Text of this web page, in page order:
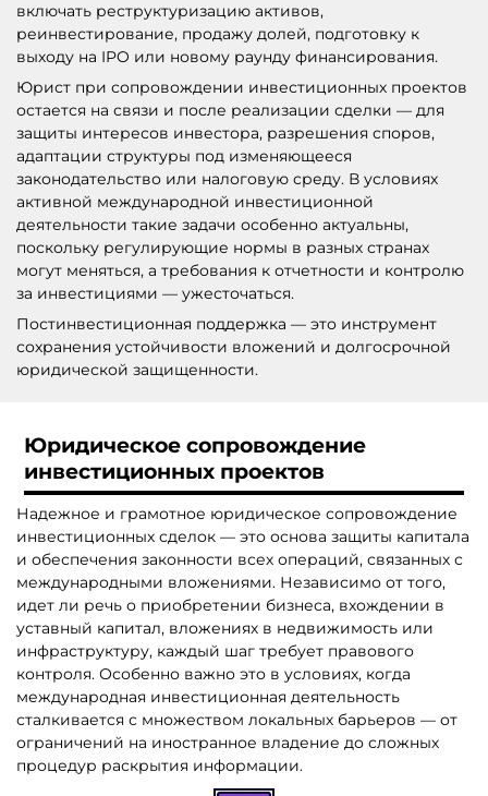
включать реструктуризацию активов,
реинвестирование, продажу долей, подготовку к
выходу на IPO или новому раунду финансирования.
Юрист при сопровождении инвестиционных проектов
остается на связи и после реализации сделки — для
защиты интересов инвестора, разрешения споров,
адаптации структуры под изменяющееся
законодательство или налоговую среду. В условиях
активной международной инвестиционной
деятельности такие задачи особенно актуальны,
поскольку регулирующие нормы в разных странах
могут меняться, а требования к отчетности и контролю
за инвестициями — ужесточаться.
Постинвестиционная поддержка — это инструмент
сохранения устойчивости вложений и долгосрочной
юридической защищенности.
Юридическое сопровождение
инвестиционных проектов
Надежное и грамотное юридическое сопровождение
инвестиционных сделок — это основа защиты капитала
и обеспечения законности всех операций, связанных с
международными вложениями. Независимо от того,
идет ли речь о приобретении бизнеса, вхождении в
уставный капитал, вложениях в недвижимость или
инфраструктуру, каждый шаг требует правового
контроля. Особенно важно это в условиях, когда
международная инвестиционная деятельность
сталкивается с множеством локальных барьеров — от
ограничений на иностранное владение до сложных
процедур раскрытия информации.